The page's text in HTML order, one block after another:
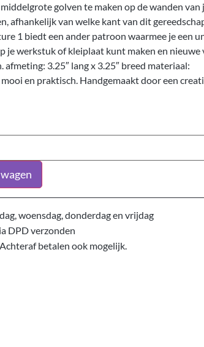
golven te maken op de wanden van
afhankelijk van welke kant van dit
1 biedt een ander patroon waarmee je een
je werkstuk of kleiplaat kunt maken en nieuwe
3.25″ lang x 3.25″ breed materiaal:
en praktisch. Handgemaakt door een
woensdag, donderdag en vrijdag
DPD verzonden
betalen ook mogelijk.